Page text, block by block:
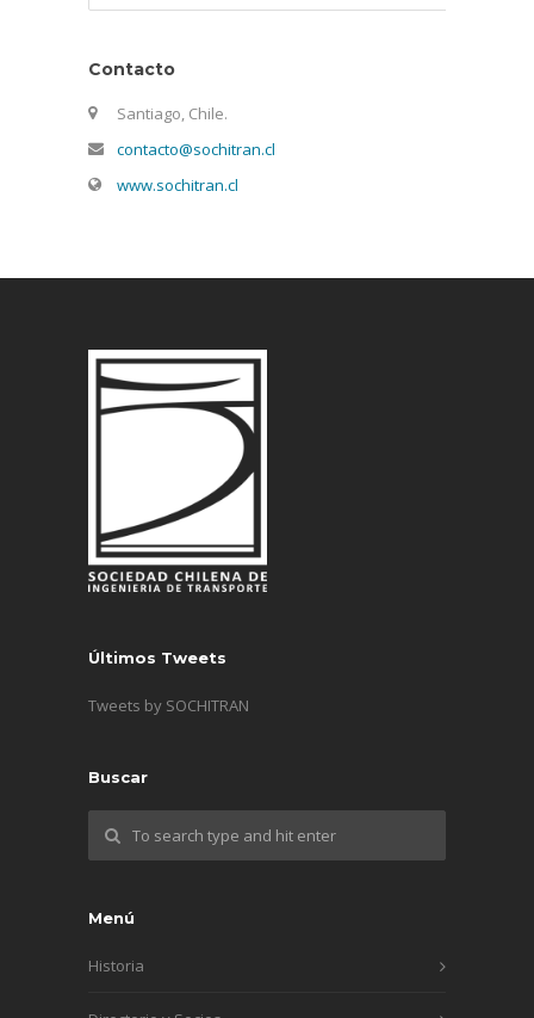
Contacto
Santiago, Chile.
contacto@sochitran.cl
www.sochitran.cl
Últimos Tweets
Tweets by SOCHITRAN
Buscar
Menú
Historia